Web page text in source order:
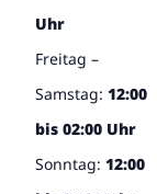
Uhr
Freitag –
Samstag: 12:00
bis 02:00 Uhr
Sonntag: 12:00